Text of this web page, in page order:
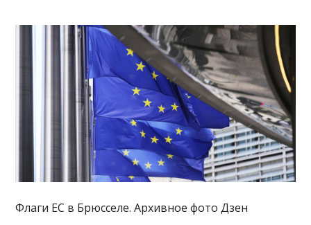
Флаги ЕС в Брюсселе. Архивное фото Дзен